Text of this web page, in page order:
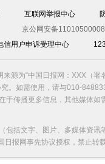
互联网举报中心
京公网安备
信用户申诉受理中心
源为“中国日报网：XXX（
。如需使用，请与010-
于传播更多信息，其他媒体
包括文字、图片、多媒体资
日报网事先协议授权，禁止转